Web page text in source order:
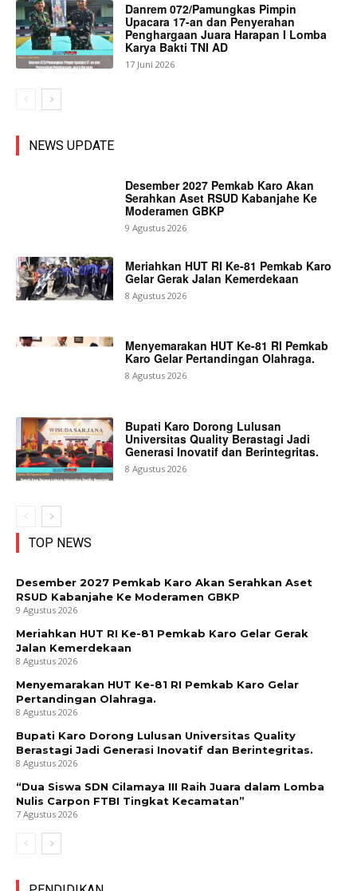
Danrem 072/Pamungkas Pimpin
Upacara 17-an dan Penyerahan
Penghargaan Juara Harapan I Lomba
Karya Bakti TNI AD
17 Juni 2026
NEWS UPDATE
Desember 2027 Pemkab Karo Akan
Serahkan Aset RSUD Kabanjahe Ke
Moderamen GBKP
9 Agustus 2026
Meriahkan HUT RI Ke-81 Pemkab Karo
Gelar Gerak Jalan Kemerdekaan
8 Agustus 2026
Menyemarakan HUT Ke-81 RI Pemkab
Karo Gelar Pertandingan Olahraga.
8 Agustus 2026
Bupati Karo Dorong Lulusan
Universitas Quality Berastagi Jadi
Generasi Inovatif dan Berintegritas.
8 Agustus 2026
TOP NEWS
Desember 2027 Pemkab Karo Akan Serahkan Aset
RSUD Kabanjahe Ke Moderamen GBKP
9 Agustus 2026
Meriahkan HUT RI Ke-81 Pemkab Karo Gelar Gerak
Jalan Kemerdekaan
8 Agustus 2026
Menyemarakan HUT Ke-81 RI Pemkab Karo Gelar
Pertandingan Olahraga.
8 Agustus 2026
Bupati Karo Dorong Lulusan Universitas Quality
Berastagi Jadi Generasi Inovatif dan Berintegritas.
8 Agustus 2026
“Dua Siswa SDN Cilamaya III Raih Juara dalam Lomba
Nulis Carpon FTBI Tingkat Kecamatan”
7 Agustus 2026